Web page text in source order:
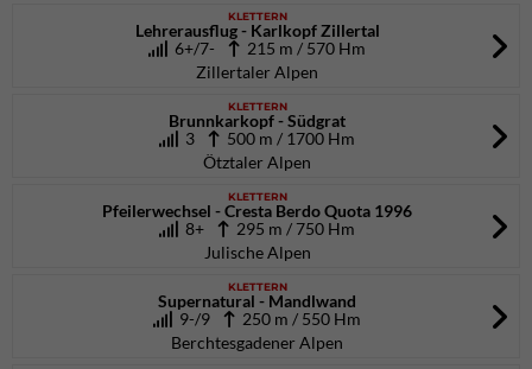
KLETTERN
Lehrerausflug - Karlkopf Zillertal
6+/7-
215 m / 570 Hm
Zillertaler Alpen
KLETTERN
Brunnkarkopf - Südgrat
3
500 m / 1700 Hm
Ötztaler Alpen
KLETTERN
Pfeilerwechsel - Cresta Berdo Quota 1996
8+
295 m / 750 Hm
Julische Alpen
KLETTERN
Supernatural - Mandlwand
9-/9
250 m / 550 Hm
Berchtesgadener Alpen